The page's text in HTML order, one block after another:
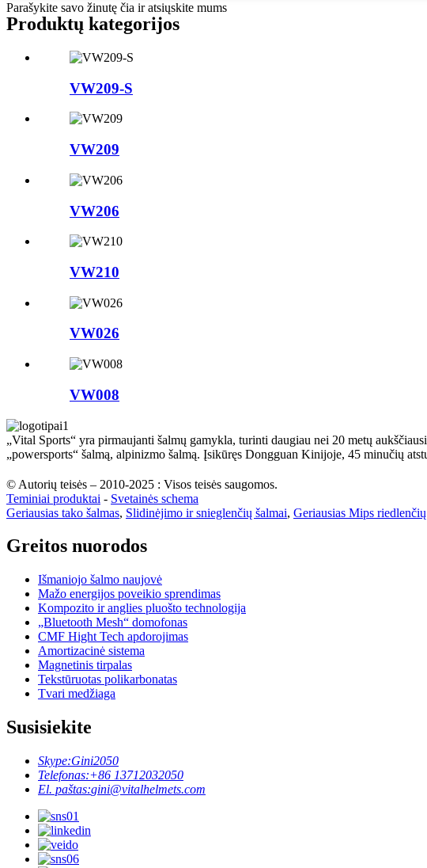
Parašykite savo žinutę čia ir atsiųskite mums
Produktų kategorijos
VW209-S
VW209
VW206
VW210
VW026
VW008
„Vital Sports“ yra pirmaujanti šalmų gamykla, turinti daugiau nei 20 metų
„powersports“ šalmą, alpinizmo šalmą. Įsikūręs Dongguan Kinijoje, 45 minučių
© Autorių teisės – 2010-2025 : Visos teisės saugomos.
Teminiai produktai - Svetainės schema
Geriausias tako šalmas, Slidinėjimo ir snieglenčių šalmai, Geriausias Mips
Greitos nuorodos
Išmaniojo šalmo naujovė
Mažo energijos poveikio sprendimas
Kompozito ir anglies pluošto technologija
„Bluetooth Mesh“ domofonas
CMF Hight Tech apdorojimas
Amortizacinė sistema
Magnetinis tirpalas
Tekstūruotas polikarbonatas
Tvari medžiaga
Susisiekite
Skype:Gini2050
Telefonas:+86 13712032050
El. paštas:gini@vitalhelmets.com